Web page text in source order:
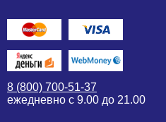
8 (800) 700-51-37
ежедневно с 9.00 до 21.00